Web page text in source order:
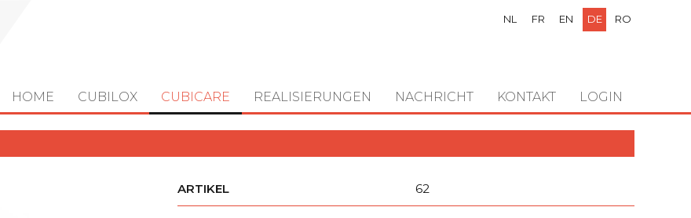
NL FR EN DE RO
HOME CUBILOX CUBICARE REALISIERUNGEN NACHRICHT KONTAKT LOGIN
ARTIKEL 62